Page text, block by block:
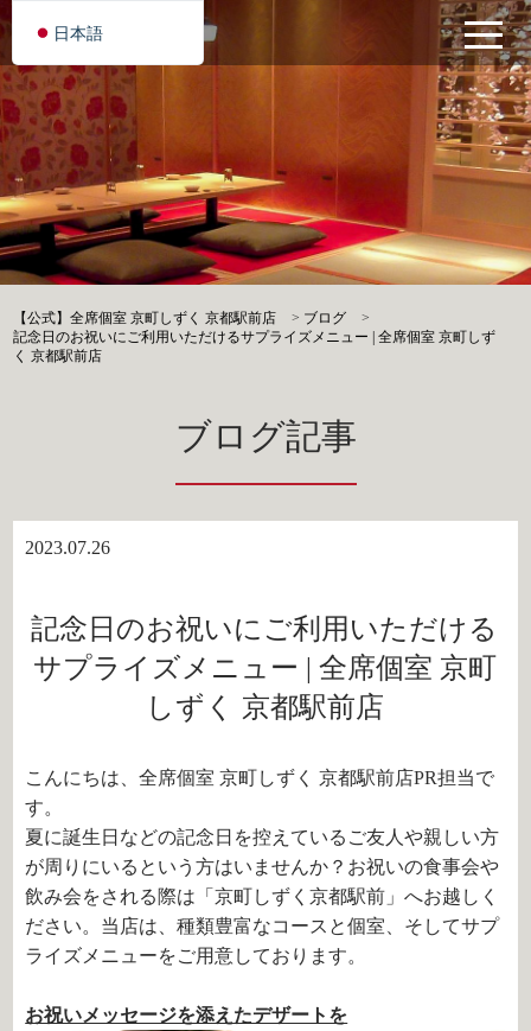
【公式】全席個室 京町しずく 京都駅前店 > ブログ
>
記念日のお祝いにご利用いただけるサプライズメニュー | 全席個室 京町しず
く 京都駅前店
ブログ記事
2023.07.26
記念日のお祝いにご利用いただける
サプライズメニュー | 全席個室 京町
しずく 京都駅前店
こんにちは、全席個室 京町しずく 京都駅前店PR担当で
す。
夏に誕生日などの記念日を控えているご友人や親しい方
が周りにいるという方はいませんか？お祝いの食事会や
飲み会をされる際は「京町しずく京都駅前」へお越しく
ださい。当店は、種類豊富なコースと個室、そしてサプ
ライズメニューをご用意しております。
お祝いメッセージを添えたデザートを
日本語